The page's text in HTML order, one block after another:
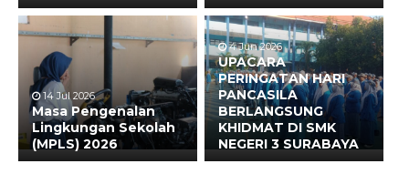
14 Jul 2026
Masa Pengenalan
Lingkungan Sekolah
(MPLS) 2026
4 Jun 2026
UPACARA
PERINGATAN HARI
PANCASILA
BERLANGSUNG
KHIDMAT DI SMK
NEGERI 3 SURABAYA